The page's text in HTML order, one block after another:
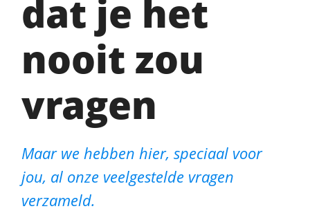
dat je het
nooit zou
vragen
Maar we hebben hier, speciaal voor
jou, al onze veelgestelde vragen
verzameld.